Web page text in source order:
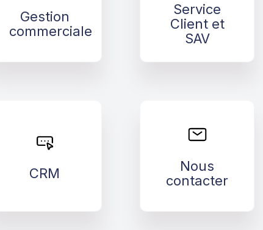
Gestion
commerciale
>
Service
Client et
SAV
>
CRM
CRM
>
Nous
contacter
Nous
contacter
>